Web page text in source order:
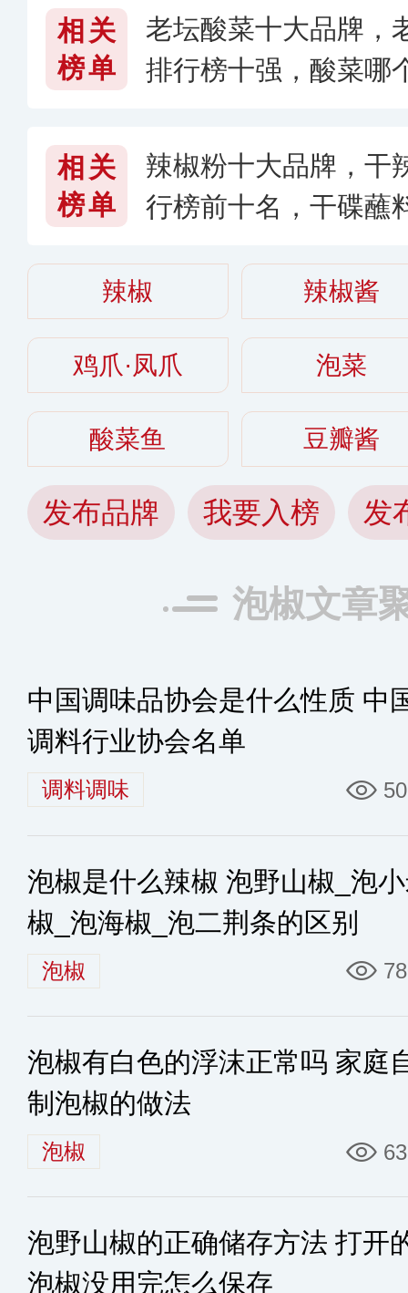
相关
榜单
老坛酸菜十大品牌，
排行榜十强，酸菜哪
相关
榜单
辣椒粉十大品牌，干
行榜前十名，干碟蘸
辣椒 辣椒酱
鸡爪·凤爪 泡菜
酸菜鱼 豆瓣酱
发布品牌 我要入榜 发
泡椒文章
中国调味品协会是什么性质 中
调料行业协会名单
调料调味
泡椒是什么辣椒 泡野山椒_泡
椒_泡海椒_泡二荆条的区别
泡椒
泡椒有白色的浮沫正常吗 家庭
制泡椒的做法
泡椒
泡野山椒的正确储存方法 打开
泡椒没用完怎么保存